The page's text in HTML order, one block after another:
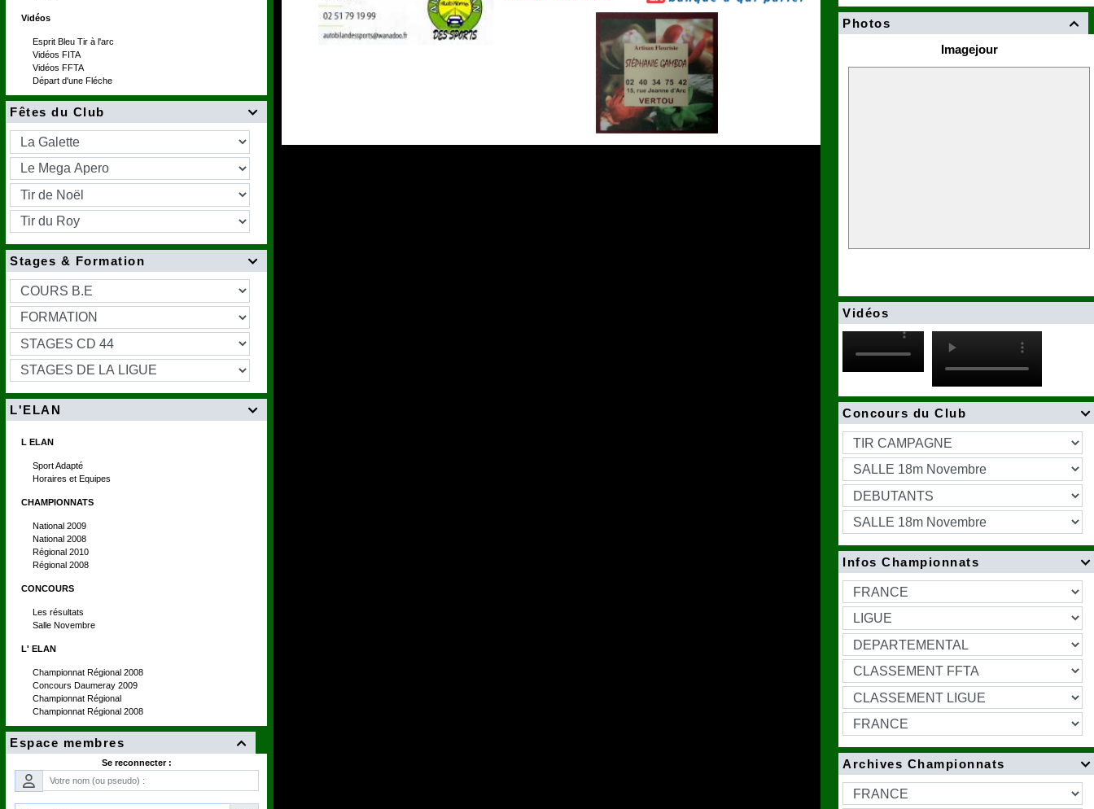
Vidéos
Esprit Bleu Tir à l'arc
Vidéos FITA
Vidéos FFTA
Départ d'une Fléche

Fêtes du Club

Stages & Formation

L'ELAN
L ELAN
Sport Adapté
Horaires et Equipes
CHAMPIONNATS
National 2009
National 2008
Régional 2010
Régional 2008
CONCOURS
Les résultats
Salle Novembre
L' ELAN
Championnat Régional 2008
Concours Daumeray 2009
Championnat Régional
Championnat Régional 2008

Espace membres
Se reconnecter :

Photos
Imagejour
Vidéos

Concours du Club

Infos Championnats

Archives Championnats